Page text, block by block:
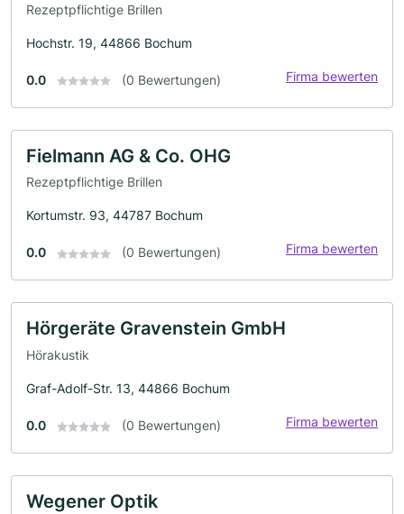
Rezeptpflichtige Brillen
Hochstr. 19, 44866 Bochum
0.0 (0 Bewertungen) Firma bewerten
Fielmann AG & Co. OHG
Rezeptpflichtige Brillen
Kortumstr. 93, 44787 Bochum
0.0 (0 Bewertungen) Firma bewerten
Hörgeräte Gravenstein GmbH
Hörakustik
Graf-Adolf-Str. 13, 44866 Bochum
0.0 (0 Bewertungen) Firma bewerten
Wegener Optik